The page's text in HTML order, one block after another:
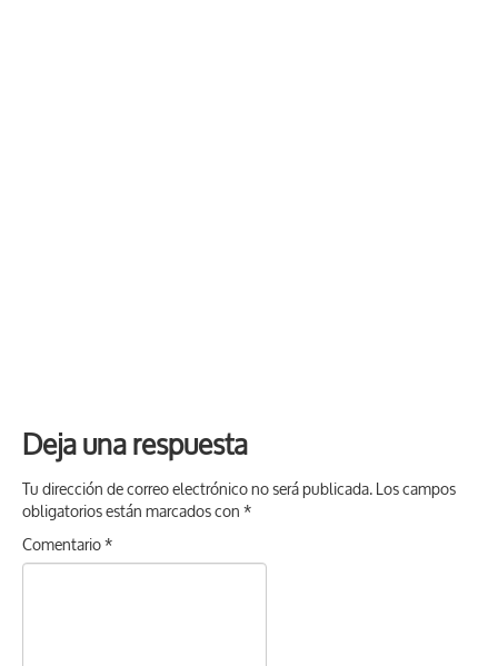
Deja una respuesta
Tu dirección de correo electrónico no será publicada. Los campos
obligatorios están marcados con *
Comentario*